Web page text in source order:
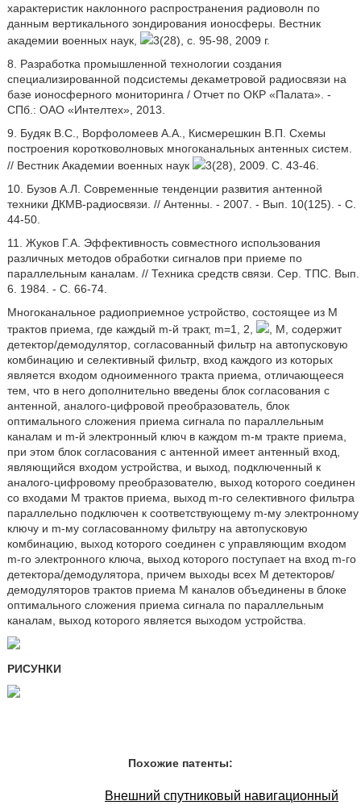
характеристик наклонного распространения радиоволн по
данным вертикального зондирования ионосферы. Вестник
академии военных наук,
3(28), с. 95-98, 2009 г.
8. Разработка промышленной технологии создания
специализированной подсистемы декаметровой радиосвязи на
базе ионосферного мониторинга / Отчет по ОКР «Палата». -
СПб.: ОАО «Интелтех», 2013.
9. Будяк B.C., Ворфоломеев А.А., Кисмерешкин В.П. Схемы
построения коротковолновых многоканальных антенных систем.
// Вестник Академии военных наук
3(28), 2009. С. 43-46.
10. Бузов А.Л. Современные тенденции развития антенной
техники ДКМВ-радиосвязи. // Антенны. - 2007. - Вып. 10(125). - С.
44-50.
11. Жуков Г.А. Эффективность совместного использования
различных методов обработки сигналов при приеме по
параллельным каналам. // Техника средств связи. Сер. ТПС. Вып.
6. 1984. - С. 66-74.
Многоканальное радиоприемное устройство, состоящее из М
трактов приема, где каждый m-й тракт, m=1, 2,
, М, содержит
детектор/демодулятор, согласованный фильтр на автопусковую
комбинацию и селективный фильтр, вход каждого из которых
является входом одноименного тракта приема, отличающееся
тем, что в него дополнительно введены блок согласования с
антенной, аналого-цифровой преобразователь, блок
оптимального сложения приема сигнала по параллельным
каналам и m-й электронный ключ в каждом m-м тракте приема,
при этом блок согласования с антенной имеет антенный вход,
являющийся входом устройства, и выход, подключенный к
аналого-цифровому преобразователю, выход которого соединен
со входами М трактов приема, выход m-го селективного фильтра
параллельно подключен к соответствующему m-му электронному
ключу и m-му согласованному фильтру на автопусковую
комбинацию, выход которого соединен с управляющим входом
m-го электронного ключа, выход которого поступает на вход m-го
детектора/демодулятора, причем выходы всех М детекторов/
демодуляторов трактов приема М каналов объединены в блоке
оптимального сложения приема сигнала по параллельным
каналам, выход которого является выходом устройства.
РИСУНКИ
Похожие патенты:
Внешний спутниковый навигационный